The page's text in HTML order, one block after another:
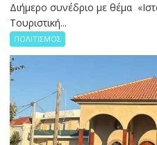
Διήμερο συνέδριο με θέμα
Τουριστική...
ΠΟΛΙΤΙΣΜΟΣ